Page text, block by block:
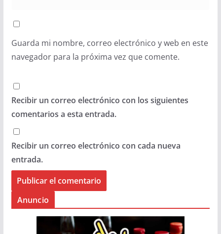
Guarda mi nombre, correo electrónico y web en este
navegador para la próxima vez que comente.
Recibir un correo electrónico con los siguientes
comentarios a esta entrada.
Recibir un correo electrónico con cada nueva
entrada.
Anuncio